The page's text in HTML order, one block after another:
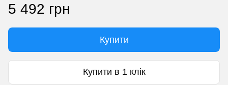
5 492 грн
Купити
Купити в 1 клік